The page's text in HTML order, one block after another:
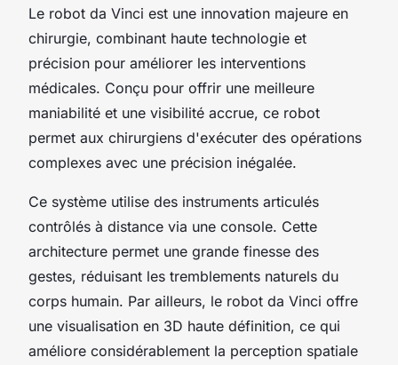
Le robot da Vinci est une innovation majeure en
chirurgie, combinant haute technologie et
précision pour améliorer les interventions
médicales. Conçu pour offrir une meilleure
maniabilité et une visibilité accrue, ce robot
permet aux chirurgiens d'exécuter des opérations
complexes avec une précision inégalée.
Ce système utilise des instruments articulés
contrôlés à distance via une console. Cette
architecture permet une grande finesse des
gestes, réduisant les tremblements naturels du
corps humain. Par ailleurs, le robot da Vinci offre
une visualisation en 3D haute définition, ce qui
améliore considérablement la perception spatiale